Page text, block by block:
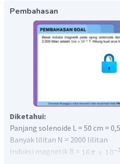
Pembahasan
Diketahui:
Panjang solenoide L = 50 cm =
Banyak lilitan N = 2000 lilitan
Induksi magnetik B =